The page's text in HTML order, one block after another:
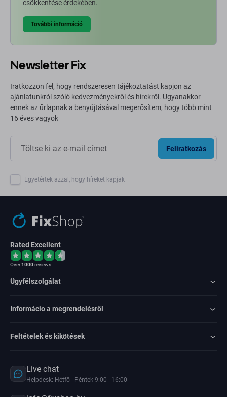
csökkentése érdekében.
További információ
Newsletter Fix
Iratkozzon fel, hogy rendszeresen tájékoztatást kapjon az
ajánlatunkról szóló kedvezményekről és hírekről. Ugyanakkor
ennek az űrlapnak a benyújtásával megerősítem, hogy több mint
16 éves vagyok
Feliratkozás
Egyetértek azzal, hogy híreket kapjak
Rated Excellent
Over1000reviews
Ügyfélszolgálat
Informácio a megrendelésről
Feltételek és kikötések
Live chat
Helpdesk: Hétfő - Péntek 9:00 - 16:00